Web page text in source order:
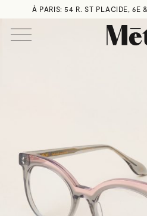
À PARIS: 54 R. ST PLACIDE, 6E